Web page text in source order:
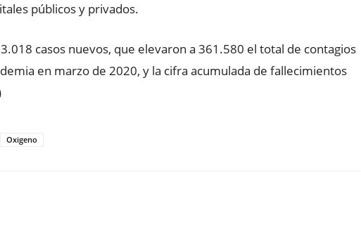
públicos y privados.
casos nuevos, que elevaron a 361.580 el total de contagios
en marzo de 2020, y la cifra acumulada de fallecimientos
Oxigeno